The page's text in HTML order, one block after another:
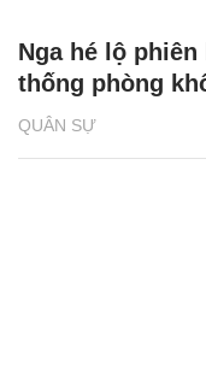
QUÂN SỰ
Nga hé lộ
thống phòng